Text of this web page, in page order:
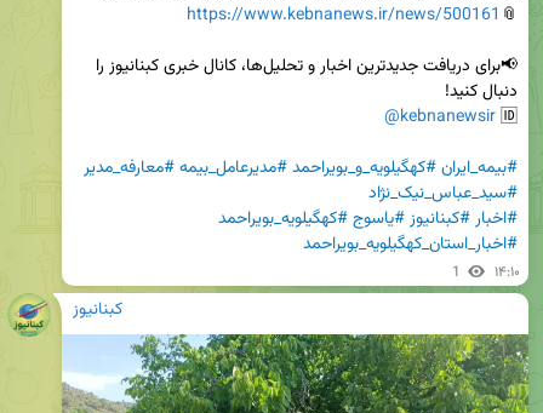
📎
https://www.kebnanews.ir/news/500161
🆔
@kebnanewsir
#بیمه_ایران#کهگیلویه_و_بویراحمد#مدیرعامل_بیمه#معارفه_مدیر
#سید_عباس_نیک_نژاد
#اخبار#کبنانیوز#یاسوج#کهگیلویه_بویراحمد
#اخبار_استان_کهگیلویه_بویراحمد
1 ۱۴:۱۰
کبنانیوز